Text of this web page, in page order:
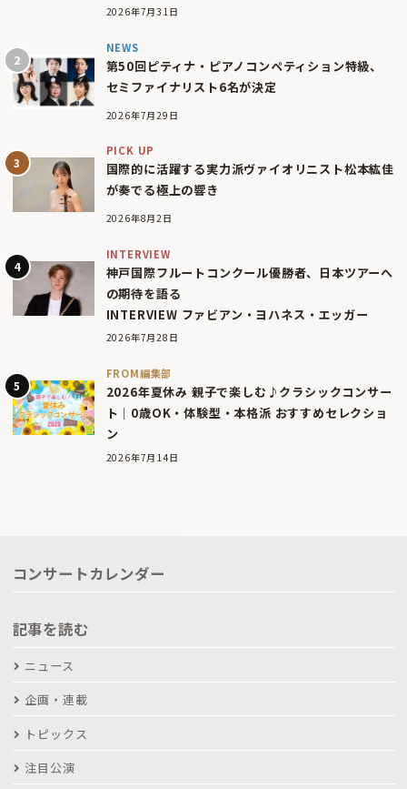
2026年7月31日
NEWS
第50回ピティナ・ピアノコンペティション特級、
セミファイナリスト6名が決定
2026年7月29日
PICK UP
国際的に活躍する実力派ヴァイオリニスト松本紘佳
が奏でる極上の響き
2026年8月2日
INTERVIEW
神戸国際フルートコンクール優勝者、日本ツアーへ
の期待を語る
INTERVIEW ファビアン・ヨハネス・エッガー
2026年7月28日
FROM編集部
2026年夏休み 親子で楽しむ♪クラシックコンサー
ト｜0歳OK・体験型・本格派 おすすめセレクショ
ン
2026年7月14日
コンサートカレンダー
記事を読む
ニュース
企画・連載
トピックス
注目公演